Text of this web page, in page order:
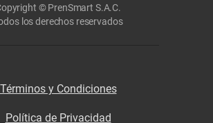
© PrenSmart S.A.C.
los derechos reservados
Términos y Condiciones
Política de Privacidad